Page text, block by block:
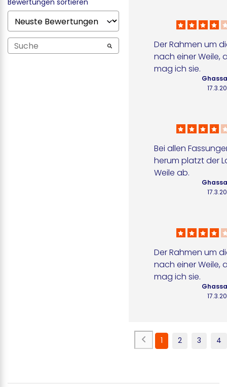
Bewertungen sortieren
Der Rahmen um
nach einer Weile,
mag ich sie.
Bei allen
herum platzt der
Weile ab.
Der Rahmen um
nach einer Weile,
mag ich sie.
1 2 3 4